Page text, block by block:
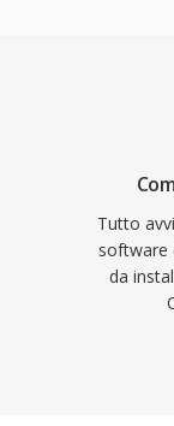
Tutto
software
da